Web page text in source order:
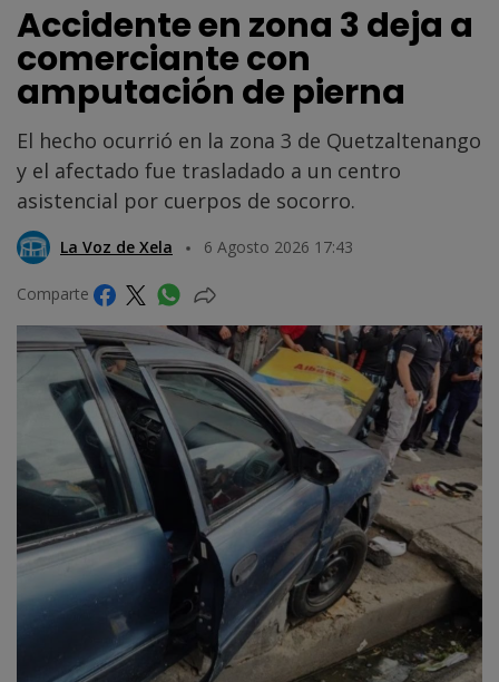
Accidente en zona 3 deja a
comerciante con
amputación de pierna
El hecho ocurrió en la zona 3 de Quetzaltenango
y el afectado fue trasladado a un centro
asistencial por cuerpos de socorro.
La Voz de Xela 6 Agosto 2026 17:43
Comparte